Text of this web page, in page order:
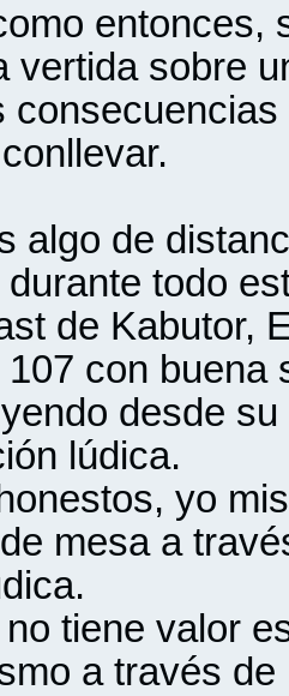
entonces,
vertida sobre
algo de
todo
de Kabutor,
con buena
desde
lúdica.
yo
mesa a
tiene valor
a través